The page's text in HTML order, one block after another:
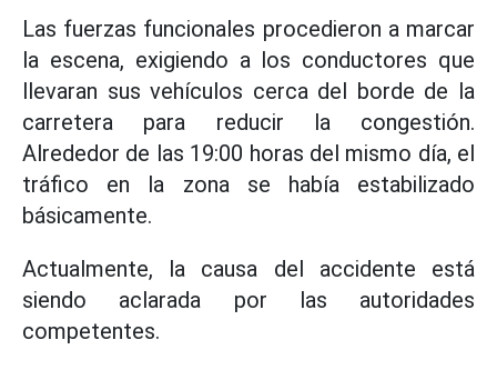
Las fuerzas funcionales procedieron a marcar
la escena, exigiendo a los conductores que
llevaran sus vehículos cerca del borde de la
carretera para reducir la congestión.
Alrededor de las 19:00 horas del mismo día, el
tráfico en la zona se había estabilizado
básicamente.
Actualmente, la causa del accidente está
siendo aclarada por las autoridades
competentes.